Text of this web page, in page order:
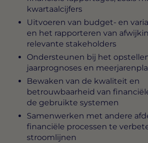
kwartaalcijfers
Uitvoeren van budget- en
en het rapporteren van
relevante stakeholders
Ondersteunen bij het
jaarprognoses en
Bewaken van de kwaliteit en
betrouwbaarheid van
de gebruikte systemen
Samenwerken met andere
financiële processen te
stroomlijnen